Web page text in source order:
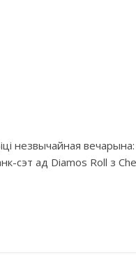
незвычайная
сэт ад Diamos Roll з